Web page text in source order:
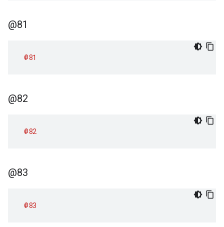
@81
@81
@82
@82
@83
@83